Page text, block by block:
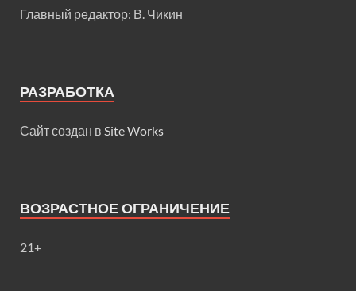
Главный редактор: В. Чикин
РАЗРАБОТКА
Сайт создан в Site Works
ВОЗРАСТНОЕ ОГРАНИЧЕНИЕ
21+